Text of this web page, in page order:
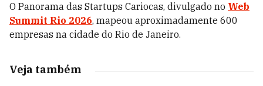
O Panorama das Startups Cariocas, divulgado no Web
Summit Rio 2026, mapeou aproximadamente 600
empresas na cidade do Rio de Janeiro.
Veja também